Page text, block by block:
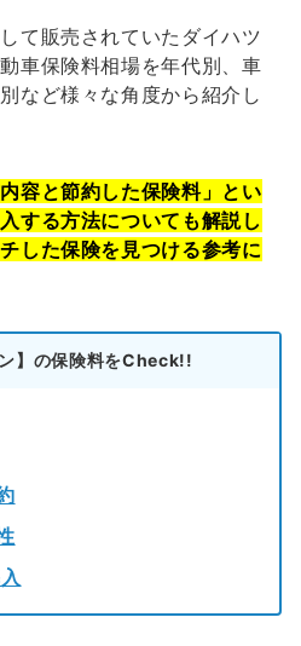
て販売されていたダイハツ
車保険料相場を年代別、車
など様々な角度から紹介し
容と節約した保険料」とい
する方法についても解説し
した保険を見つける参考に
ン】の保険料をCheck!!